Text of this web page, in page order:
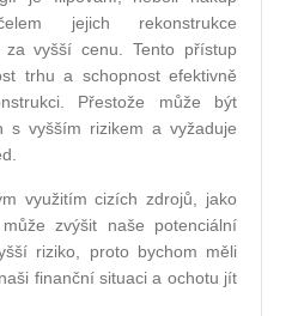
jejich rekonstrukce
vyšší cenu. Tento přístup
trhu a schopnost efektivně
Přestože může být
s vyšším rizikem a vyžaduje
využitím cizích zdrojů, jako
zvýšit naše potenciální
riziko, proto bychom měli
finanční situaci a ochotu jít